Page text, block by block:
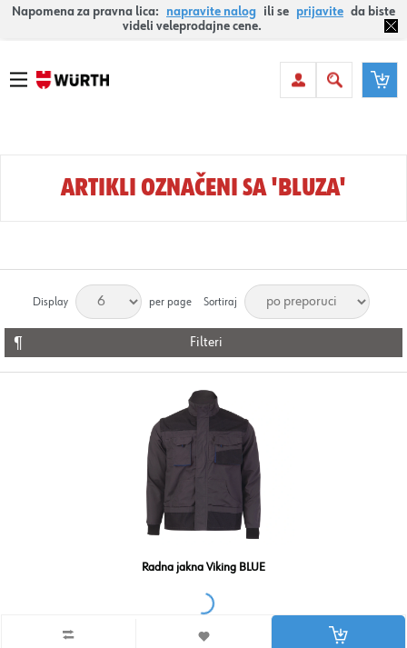
Napomena za pravna lica: napravite nalog ili se prijavite da biste
videli veleprodajne cene.
ARTIKLI OZNAČENI SA 'BLUZA'
Display per page Sortiraj
Filteri
Radna jakna Viking BLUE